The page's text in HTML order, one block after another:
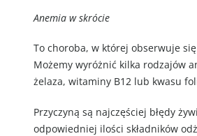
Anemia w skrócie
To choroba, w której obserwuje
Możemy wyróżnić kilka rodzajów
żelaza, witaminy B12 lub kwasu
Przyczyną są najczęściej błędy
odpowiedniej ilości składników